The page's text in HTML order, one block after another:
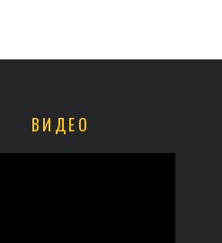
торжества в Ильинском храме
ВИДЕО